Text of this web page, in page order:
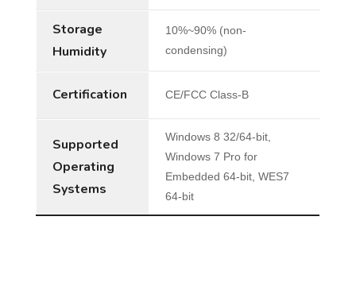
Storage
Humidity
10%~90% (non-
condensing)
Certification CE/FCC Class-B
Supported
Operating
Systems
Windows 8 32/64-bit,
Windows 7 Pro for
Embedded 64-bit, WES7
64-bit